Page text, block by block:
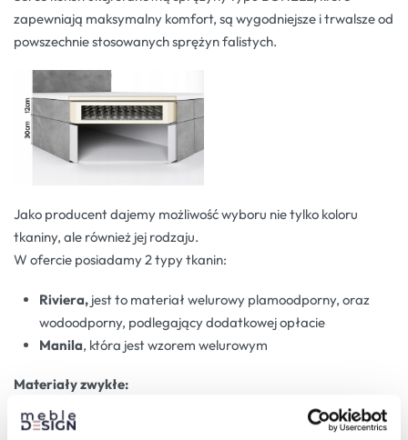
zapewniają maksymalny komfort, są wygodniejsze i trwalsze od
powszechnie stosowanych sprężyn falistych.
Jako producent dajemy możliwość wyboru nie tylko koloru
tkaniny, ale również jej rodzaju.
W ofercie posiadamy 2 typy tkanin:
Riviera, jest to materiał welurowy plamoodporny, oraz
wodoodporny, podlegający dodatkowej opłacie
Manila, która jest wzorem welurowym
Materiały zwykłe: